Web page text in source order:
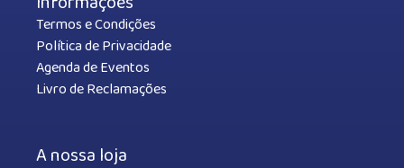
Termos e Condições
Política de Privacidade
Agenda de Eventos
Livro de Reclamações
A nossa loja